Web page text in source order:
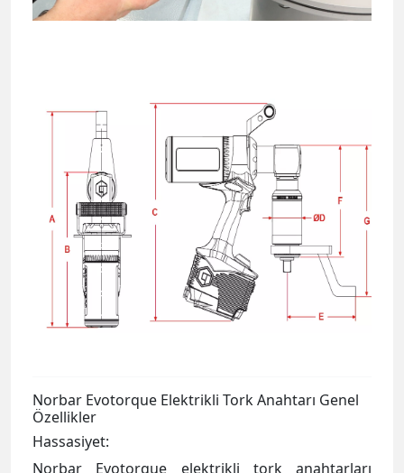
Norbar Evotorque Elektrikli Tork Anahtarı Genel
Özellikler
Hassasiyet:
izlenebilir kalibrasyon sertifikası yer alır.
Yumuşak ve Sert Bağlantı: Soft Joints – Hard
Joints